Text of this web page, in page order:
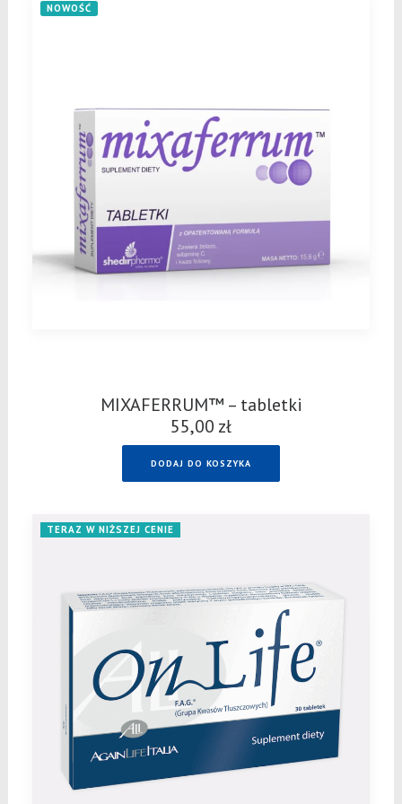
NOWOŚĆ
MIXAFERRUM™ – tabletki
55,00 zł
DODAJ DO KOSZYKA
TERAZ W NIŻSZEJ CENIE